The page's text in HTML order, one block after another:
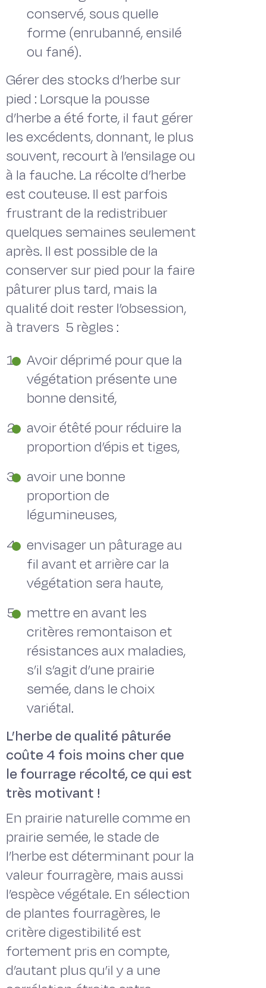
conservé, sous quelle
forme (enrubanné, ensilé
ou fané).
Gérer des stocks d’herbe sur
pied : Lorsque la pousse
d’herbe a été forte, il faut gérer
les excédents, donnant, le plus
souvent, recourt à l’ensilage ou
à la fauche. La récolte d’herbe
est couteuse. Il est parfois
frustrant de la redistribuer
quelques semaines seulement
après. Il est possible de la
conserver sur pied pour la faire
pâturer plus tard, mais la
qualité doit rester l’obsession,
à travers 5 règles :
Avoir déprimé pour que la
végétation présente une
bonne densité,
avoir étêté pour réduire la
proportion d’épis et tiges,
avoir une bonne
proportion de
légumineuses,
envisager un pâturage au
fil avant et arrière car la
végétation sera haute,
mettre en avant les
critères remontaison et
résistances aux maladies,
s’il s’agit d’une prairie
semée, dans le choix
variétal.
L’herbe de qualité pâturée
coûte 4 fois moins cher que
le fourrage récolté, ce qui est
très motivant !
En prairie naturelle comme en
prairie semée, le stade de
l’herbe est déterminant pour la
valeur fourragère, mais aussi
l’espèce végétale. En sélection
de plantes fourragères, le
critère digestibilité est
fortement pris en compte,
d’autant plus qu’il y a une